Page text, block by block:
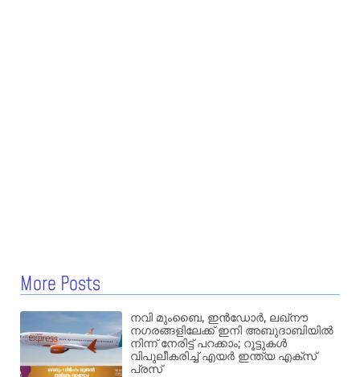
More Posts
നവി മുംബൈ, ഇൻഡോർ, ലഖ്നൗ
നഗരങ്ങളിലേക്ക് ഇനി അബുദാബിയിൽ
നിന്ന് നേരിട്ട് പറക്കാം; റൂട്ടുകൾ
വിപുലീകരിച്ച് എയർ ഇന്ത്യ എക്സ്
പ്രസ്